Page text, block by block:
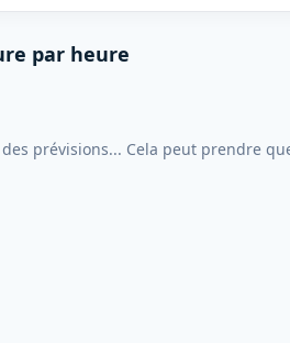
par heure
prévisions... Cela peut prendre